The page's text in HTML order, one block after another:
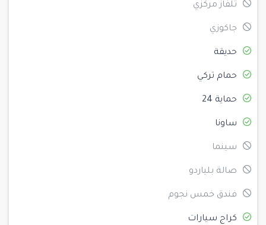
تلفاز مركزي
جاكوزي
حديقة
حمام تركي
حماية 24
ساونا
سينما
صالة بلياردو
فندق خمس نجوم
كراج سيارات